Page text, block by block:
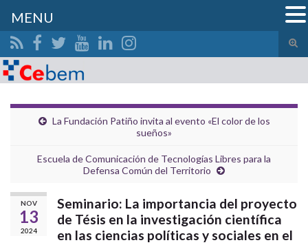
el
Search for:
La Fundación Patiño invita al evento «El color de los
sueños»
Escuela de Comunicación de Tecnologías Libres para la
Defensa Común del Territorio
NOV
13
2024
Seminario: La importancia del proyecto
de Tésis en la investigación científica
en las ciencias políticas y sociales en el
MENU